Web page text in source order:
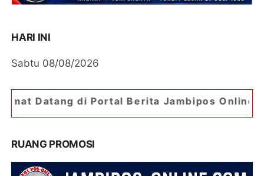
HARI INI
Sabtu 08/08/2026
Portal Berita Jambipos Online. Portal Berita
RUANG PROMOSI